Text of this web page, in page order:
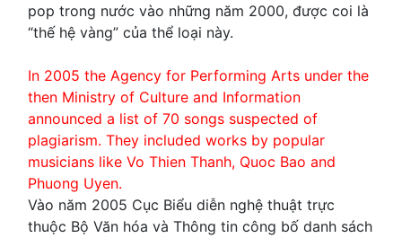
pop trong nước vào những năm 2000, được coi là
“thế hệ vàng” của thể loại này.
In 2005 the Agency for Performing Arts under the
then Ministry of Culture and Information
announced a list of 70 songs suspected of
plagiarism. They included works by popular
musicians like Vo Thien Thanh, Quoc Bao and
Phuong Uyen.
Vào năm 2005 Cục Biểu diễn nghệ thuật trực
thuộc Bộ Văn hóa và Thông tin công bố danh sách